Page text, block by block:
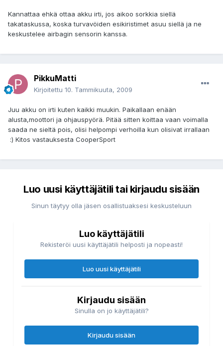
Kannattaa ehkä ottaa akku irti, jos aikoo sorkkia siellä
takataskussa, koska turvavöiden esikiristimet asuu siellä ja ne
keskustelee airbagin sensorin kanssa.
PikkuMatti
Kirjoitettu 10. Tammikuuta, 2009
Juu akku on irti kuten kaikki muukin. Paikallaan enään
alusta,moottori ja ohjauspyörä. Pitää sitten koittaa vaan voimalla
saada ne sieltä pois, olisi helpompi verhoilla kun olisivat irrallaan
:) Kitos vastauksesta CooperSport
Luo uusi käyttäjätili tai kirjaudu sisään
Sinun täytyy olla jäsen osallistuaksesi keskusteluun
Luo käyttäjätili
Rekisteröi uusi käyttäjätili helposti ja nopeasti!
Luo uusi käyttäjätili
Kirjaudu sisään
Sinulla on jo käyttäjätili?
Kirjaudu sisään